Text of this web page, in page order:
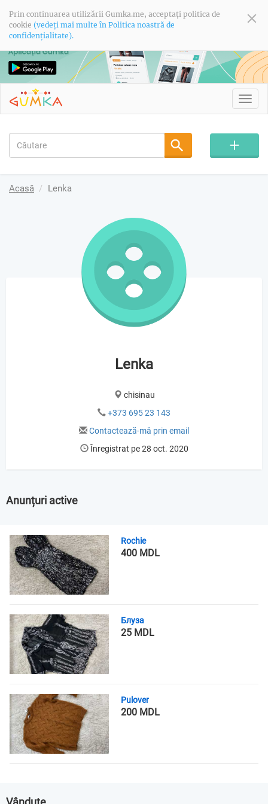
Prin continuarea utilizării Gumka.me, acceptați politica de
cookie (vedeți mai multe în Politica noastră de
confidențialitate).
Acasă Lenka
Lenka
chisinau
+373 695 23 143
Contactează-mă prin email
Înregistrat pe 28 oct. 2020
Anunțuri active
Rochie
400 MDL
Блуза
25 MDL
Pulover
200 MDL